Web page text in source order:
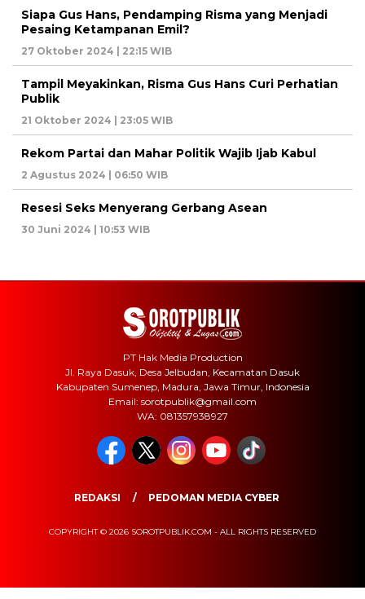
Siapa Gus Hans, Pendamping Risma yang Menjadi
Pesaing Ketampanan Emil?
27 Oktober 2024 | 22:15 WIB
Tampil Meyakinkan, Risma Gus Hans Curi Perhatian
Publik
21 Oktober 2024 | 23:05 WIB
Rekom Partai dan Mahar Politik Wajib Ijab Kabul
2 Agustus 2024 | 06:50 WIB
Resesi Seks Menyerang Gerbang Asean
30 Juni 2024 | 10:53 WIB
PT Hak Media Production
Jl. Raya Dasuk, Desa Jelbudan, Kecamatan Dasuk
Kabupaten Sumenep, Madura, Jawa Timur, Indonesia
Email: sorotpublik@gmail.com
WA: 081357938927
REDAKSI PEDOMAN MEDIA CYBER
COPYRIGHT © 2026 SOROTPUBLIK.COM - ALL RIGHTS RESERVED